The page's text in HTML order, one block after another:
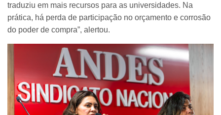
traduziu em mais recursos para as universidades. Na
prática, há perda de participação no orçamento e corrosão
do poder de compra”, alertou.